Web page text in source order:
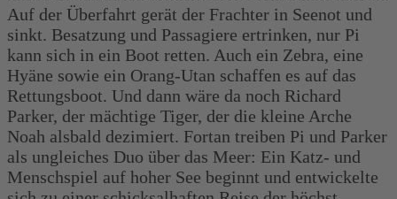
Auf der Überfahrt gerät der Frachter in Seenot und
sinkt. Besatzung und Passagiere ertrinken, nur Pi
kann sich in ein Boot retten. Auch ein Zebra, eine
Hyäne sowie ein Orang-Utan schaffen es auf das
Rettungsboot. Und dann wäre da noch Richard
Parker, der mächtige Tiger, der die kleine Arche
Noah alsbald dezimiert. Fortan treiben Pi und Parker
als ungleiches Duo über das Meer: Ein Katz- und
Menschspiel auf hoher See beginnt und entwickelte